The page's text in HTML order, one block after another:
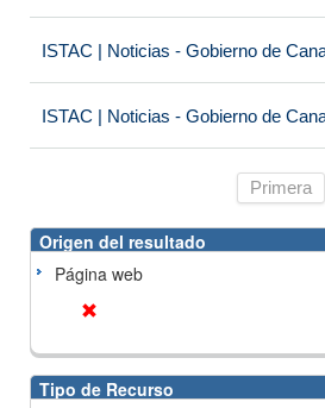
ISTAC | Noticias - Gobierno de
ISTAC | Noticias - Gobierno de
Primera
Origen del resultado
Página web
Tipo de Recurso